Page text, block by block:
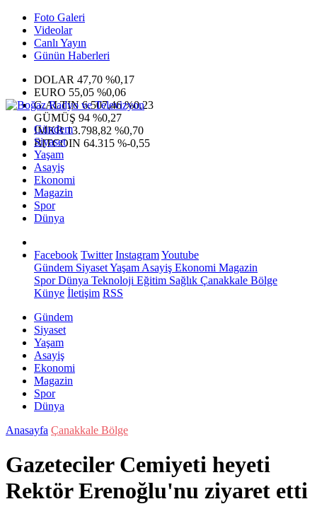
Foto Galeri
Videolar
Canlı Yayın
Günün Haberleri
DOLAR 47,70 %0,17
EURO 55,05 %0,06
G.ALTIN6.507,46 %0,23
GÜMÜŞ 94 %0,27
IMKB13.798,82 %0,70
BITCOIN 64.315 %-0,55
Gündem
Siyaset
Yaşam
Asayiş
Ekonomi
Magazin
Spor
Dünya
Facebook Twitter InstagramYoutube
Gündem SiyasetYaşam Asayiş Ekonomi Magazin
SporDünya Teknoloji Eğitim Sağlık Çanakkale Bölge
Künye İletişim RSS
Gündem
Siyaset
Yaşam
Asayiş
Ekonomi
Magazin
Spor
Dünya
Anasayfa Çanakkale Bölge
Gazeteciler Cemiyeti heyeti
Rektör Erenoğlu'nu ziyaret etti